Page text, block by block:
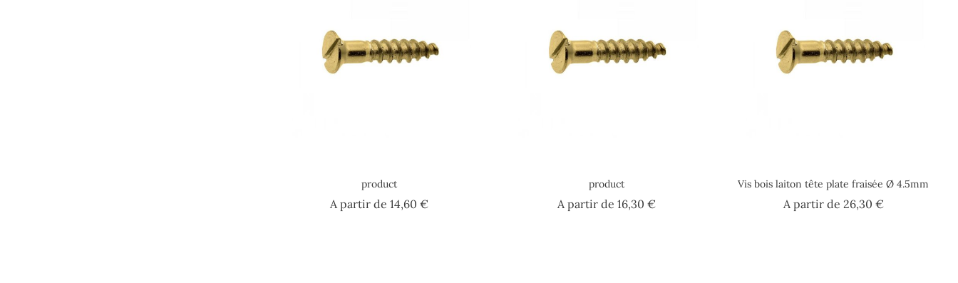
product
A partir de14,60 €Prezzo
product
A partir de 16,30 €Prezzo
Vis bois laiton tête plate fraisée Ø 4.5mm
A partir de 26,30 €Prezzo